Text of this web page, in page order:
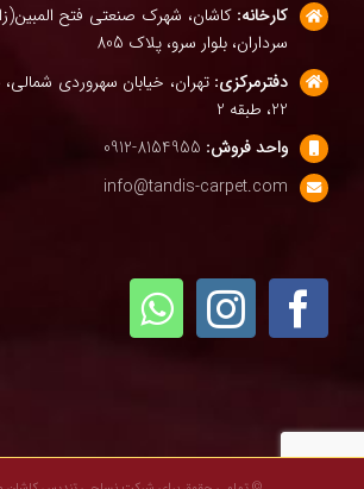
کارخانه: کاشان، شهرک صنعتی فتح
سرداران، بلوار سرو، پلاک 805
دفترمرکزی: تهران، خیابان سهروردی
22، طبقه 2
واحد فروش: 8154955-0912
info@tandis-carpet.com